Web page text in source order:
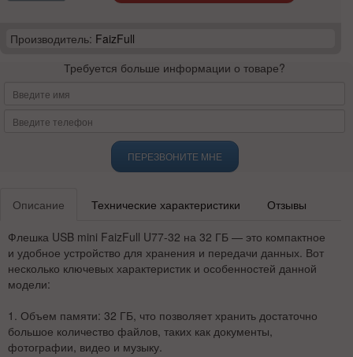
Производитель: FaizFull
Требуется больше информации о товаре?
ПЕРЕЗВОНИТЕ МНЕ
Описание Технические характеристики Отзывы
Флешка USB mini FaizFull U77-32 на 32 ГБ — это компактное
и удобное устройство для хранения и передачи данных. Вот
несколько ключевых характеристик и особенностей данной
модели:
1. Объем памяти: 32 ГБ, что позволяет хранить достаточно
большое количество файлов, таких как документы,
фотографии, видео и музыку.